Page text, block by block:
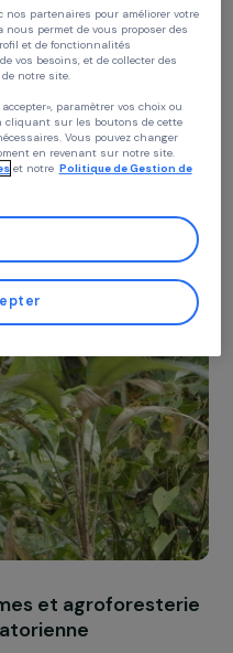
féminin pour la
la politique
nous permet de vous proposer
profil et de fonctionnalités
de vos besoins, et de collecter des
de notre site.
en cliquant sur les boutons de cette
nécessaires. Vous pouvez changer
moment en revenant sur notre site.
et notre Politique de Gestion
Continuer sans accepter